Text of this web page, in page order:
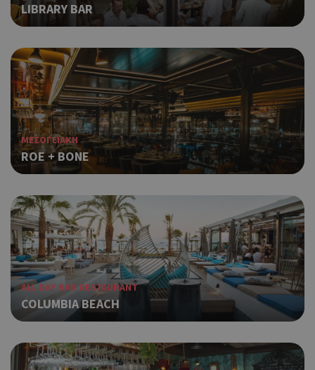
LIBRARY BAR
ΜΕΣΟΓΕΙΑΚΗ
ROE + BONE
ALL DAY BAR RESTAURANT
COLUMBIA BEACH